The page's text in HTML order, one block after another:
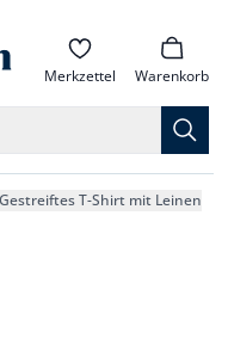
Merkzettel Warenkorb
Gestreiftes T-Shirt mit Leinen